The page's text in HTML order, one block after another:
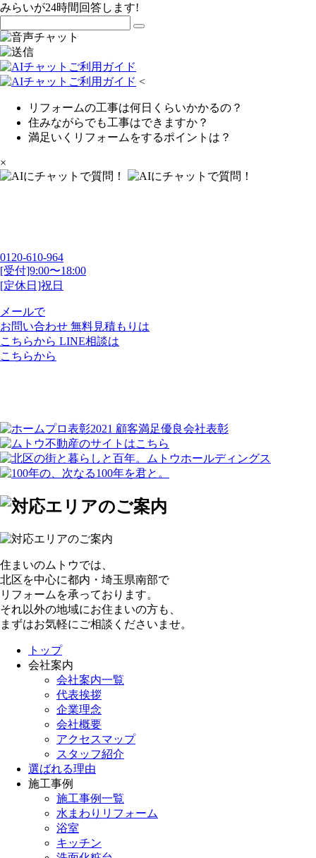
みらいが24時間回答します!
<
リフォームの工事は何日くらいかかるの？
住みながらでも工事はできますか？
満足いくリフォームをするポイントは？
×
0120-610-964
[受付]9:00〜18:00
[定休日]祝日
メールで
お問い合わせ 無料見積もりは
こちらから LINE相談は
こちらから
住まいのムトウでは、
北区を中心に都内・埼玉県南部で
リフォームを承っております。
それ以外の地域にお住まいの方も、
まずはお気軽にご相談くださいませ。
トップ
会社案内
会社案内一覧
代表挨拶
企業理念
会社概要
アクセスマップ
スタッフ紹介
選ばれる理由
施工事例
施工事例一覧
水まわりリフォーム
浴室
キッチン